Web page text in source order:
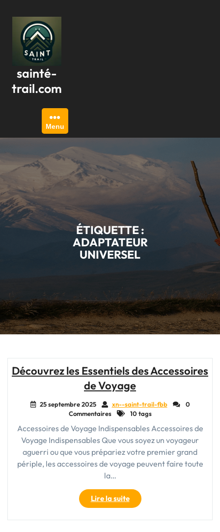
contenu
sainté-
trail.com
Menu
ÉTIQUETTE :
ADAPTATEUR
UNIVERSEL
Découvrez les Essentiels des Accessoires
de Voyage
25 septembre 2025 xn--saint-trail-fbb
0
Commentaires
10 tags
Accessoires de Voyage Indispensables Accessoires de
Voyage Indispensables Que vous soyez un voyageur
aguerri ou que vous prépariez votre premier grand
périple, les accessoires de voyage peuvent faire toute
la…
Lire la suite"Découvrez
les
Essentiels